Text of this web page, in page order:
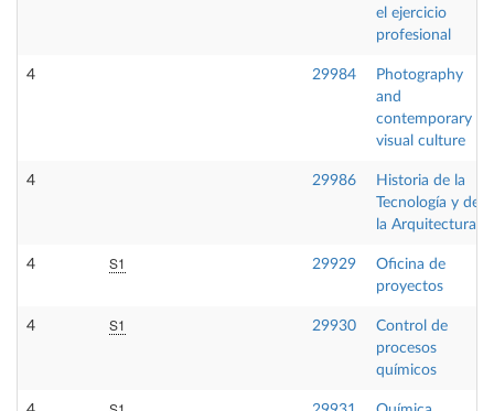
el ejercicio
profesional
4 29984
Photography
and
contemporary
visual culture
4 29986
Historia de la
Tecnología y de
la Arquitectura
4 S1 29929
Oficina de
proyectos
4 S1 29930
Control de
procesos
químicos